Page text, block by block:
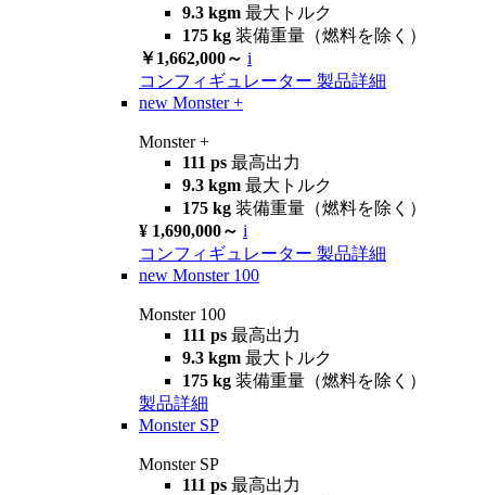
9.3 kgm 最大トルク
175 kg 装備重量（燃料を除く）
￥1,662,000～ i
コンフィギュレーター 製品詳細
new Monster +
Monster +
111 ps 最高出力
9.3 kgm 最大トルク
175 kg 装備重量（燃料を除く）
¥ 1,690,000～ i
コンフィギュレーター 製品詳細
new Monster 100
Monster 100
111 ps 最高出力
9.3 kgm 最大トルク
175 kg 装備重量（燃料を除く）
製品詳細
Monster SP
Monster SP
111 ps 最高出力